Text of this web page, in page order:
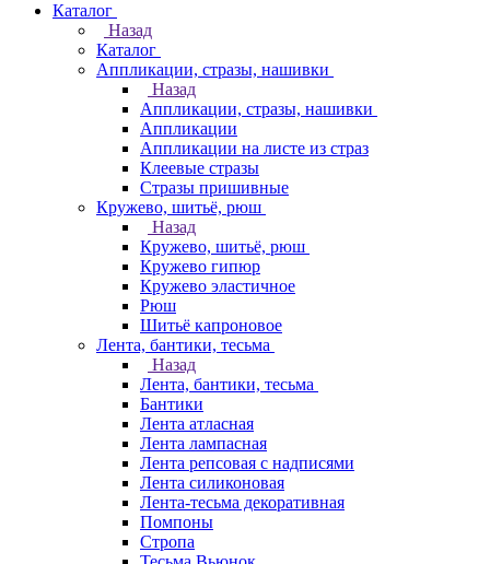
Каталог
Назад
Каталог
Аппликации, стразы, нашивки
Назад
Аппликации, стразы, нашивки
Аппликации
Аппликации на листе из страз
Клеевые стразы
Стразы пришивные
Кружево, шитьё, рюш
Назад
Кружево, шитьё, рюш
Кружево гипюр
Кружево эластичное
Рюш
Шитьё капроновое
Лента, бантики, тесьма
Назад
Лента, бантики, тесьма
Бантики
Лента атласная
Лента лампасная
Лента репсовая с надписями
Лента силиконовая
Лента-тесьма декоративная
Помпоны
Стропа